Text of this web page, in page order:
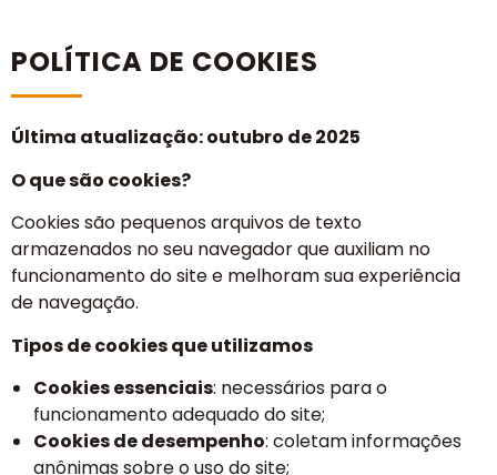
POLÍTICA DE COOKIES
Última atualização: outubro de 2025
O que são cookies?
Cookies são pequenos arquivos de texto
armazenados no seu navegador que auxiliam no
funcionamento do site e melhoram sua experiência
de navegação.
Tipos de cookies que utilizamos
Cookies essenciais: necessários para o
funcionamento adequado do site;
Cookies de desempenho: coletam informações
anônimas sobre o uso do site;